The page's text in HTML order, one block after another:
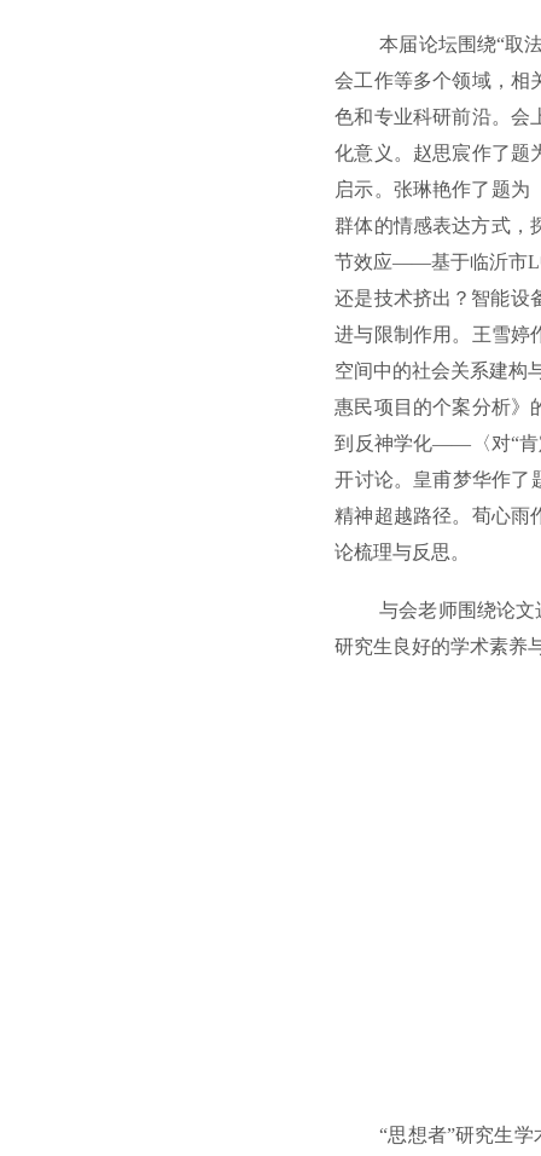
本届论坛围绕“取
会工作等多个领域，相
色和专业科研前沿。会
化意义。赵思宸作了题
启示。张琳艳作了题为
群体的情感表达方式，
节效应——基于临沂市L
还是技术挤出？智能设
进与限制作用。王雪婷
空间中的社会关系建构
惠民项目的个案分析》
到反神学化——〈对“肯
开讨论。皇甫梦华作了
精神超越路径。荀心雨
论梳理与反思。
与会老师围绕论
研究生良好的学术素养
“思想者”研究生